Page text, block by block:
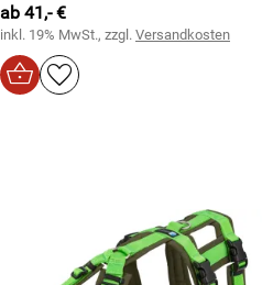
ab 41,- €
inkl. 19% MwSt., zzgl. Versandkosten